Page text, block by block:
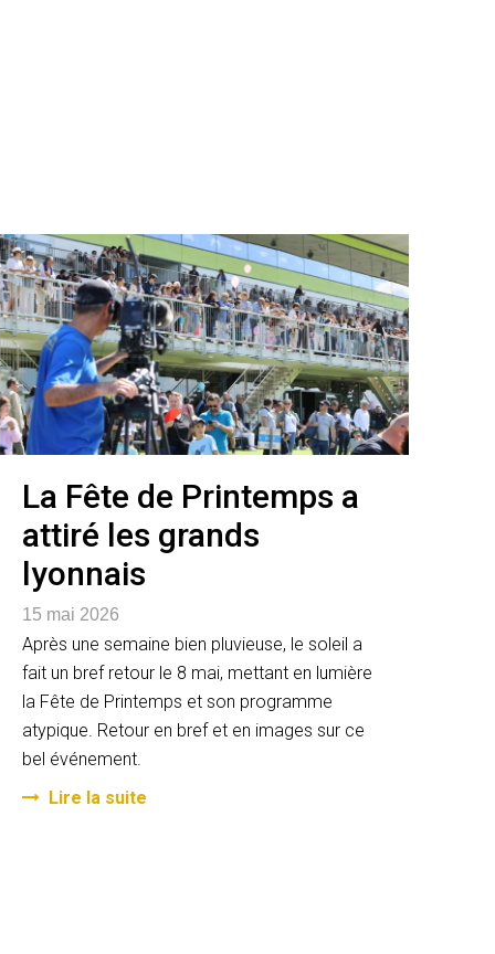
La Fête de Printemps a
attiré les grands
lyonnais
15 mai 2026
Après une semaine bien pluvieuse, le soleil a
fait un bref retour le 8 mai, mettant en lumière
la Fête de Printemps et son programme
atypique. Retour en bref et en images sur ce
bel événement.
Lire la suite